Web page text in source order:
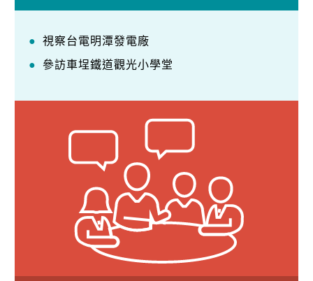
視察台電明潭發電廠
參訪車埕鐵道觀光小學堂